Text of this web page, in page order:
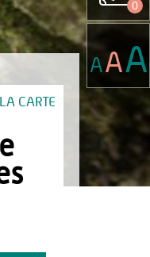
CARTE
0
AAA